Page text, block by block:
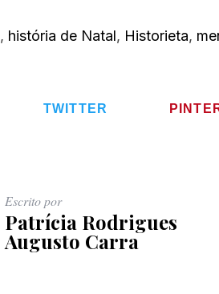
, história de Natal, Historieta,
TWITTER
Escrito por
Patrícia Rodrigues
Augusto Carra